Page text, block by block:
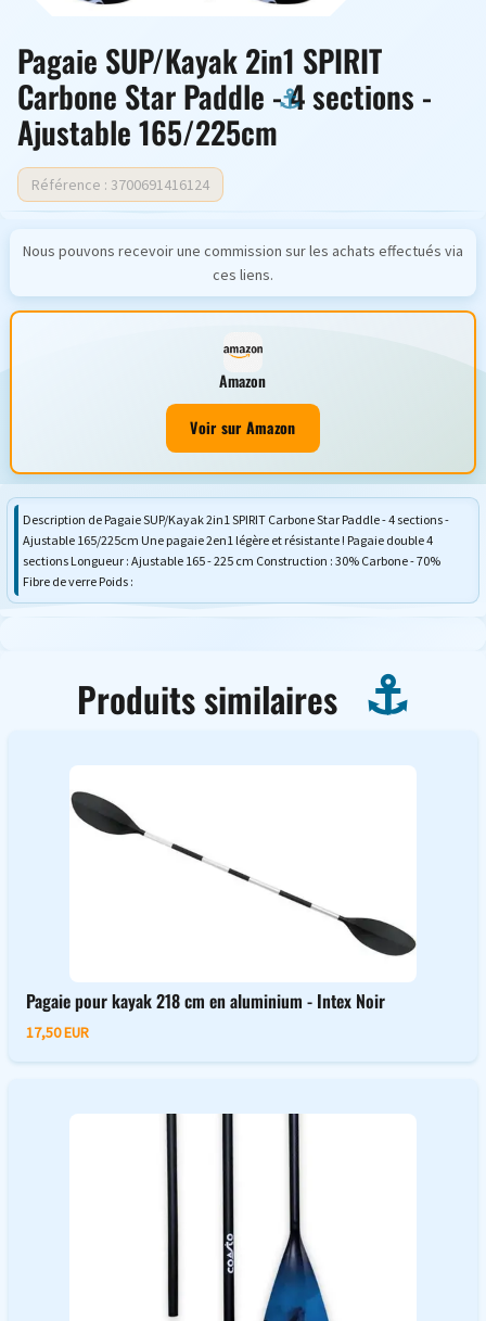
Pagaie SUP/Kayak 2in1 SPIRIT
Carbone Star Paddle - 4 sections -
Ajustable 165/225cm
Référence : 3700691416124
Nous pouvons recevoir une commission sur les achats effectués via
ces liens.
Amazon
Voir sur Amazon
Description de Pagaie SUP/Kayak 2in1 SPIRIT Carbone Star Paddle - 4 sections -
Ajustable 165/225cm Une pagaie 2en1 légère et résistante ! Pagaie double 4
sections Longueur : Ajustable 165 - 225 cm Construction : 30% Carbone - 70%
Fibre de verre Poids :
Produits similaires
Pagaie pour kayak 218 cm en aluminium - Intex Noir
17,50 EUR